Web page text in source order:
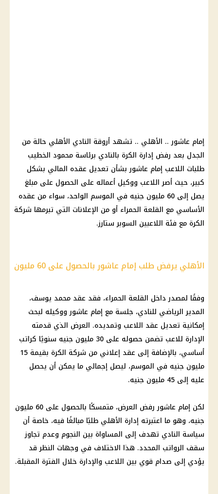
إمام عاشور .. الأهلي .. تشهد أروقة النادي الأهلي حالة من
الجدل بعد رفض إدارة الكرة بالنادي برئاسة محمود الخطيب
طلبات اللاعب إمام عاشور بشأن تعديل عقده المالي بشكل
كبير، حيث أصر اللاعب ووكيل أعماله على الحصول على مبلغ
يصل إلى 60 مليون جنيه في الموسم الواحد، سواء من عقده
الأساسي مع القلعة الحمراء أو من الإعلانات التي تبرمها شركة
الكرة مع فئة اللاعبين السوبر ستارز.
الأهلي يرفض طلب إمام عاشور بالحصول على 60 مليون
وفقًا لمصدر داخل القلعة الحمراء، فقد عقد محمد يوسف،
المدير الرياضي للنادي، جلسة مع إمام عاشور ووكيله لبحث
إمكانية تعديل عقد اللاعب وتمديده. العرض الذي قدمته
الإدارة للاعب تضمن حصوله على 30 مليون جنيه سنويًا كراتب
أساسي، بالإضافة إلى عقد إعلاني من شركة الكرة بقيمة 15
مليون جنيه في الموسم، ليصل إجمالي ما يمكن أن يحصل
عليه إلى 45 مليون جنيه.
لكن إمام عاشور رفض العرض، متمسكًا بالحصول على 60 مليون
جنيه، وهو ما اعتبرته إدارة الأهلي طلبًا مبالغًا فيه، خاصة أن
سياسة النادي تهدف إلى المساواة بين النجوم وعدم تجاوز
سقف الرواتب المحدد. هذا الاختلاف في وجهات النظر قد
يؤدي إلى صدام قوي بين اللاعب والإدارة خلال الفترة المقبلة.